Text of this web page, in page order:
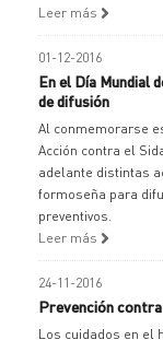
Leer más
01-12-2016
En el Día Mundial
de difusión
Al conmemorarse
Acción contra el
adelante distintas
formoseña para
preventivos.
Leer más
24-11-2016
Prevención contra
Los cuidados en el